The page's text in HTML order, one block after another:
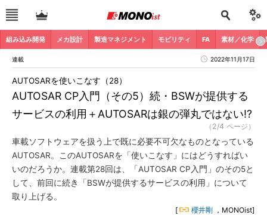
組み込み開発 メカ設計 製造マネジメント モビリティ FA 素材／化学
連載 2022年11月17日
AUTOSAR CP入門（その5）続・BSWが提供する
サービスの利用＋AUTOSARは銀の弾丸ではない!?
AUTOSARを使いこなす（28）
（2/4 ページ）
車載ソフトウェアを扱う上で既に必要不可欠なものとなっている
AUTOSAR。このAUTOSARを「使いこなす」にはどうすればい
いのだろうか。連載第28回は、「AUTOSAR CP入門」のその5と
して、前回に続き「BSWが提供するサービスの利用」について
取り上げる。
[ 櫻井剛 ，MONOist]